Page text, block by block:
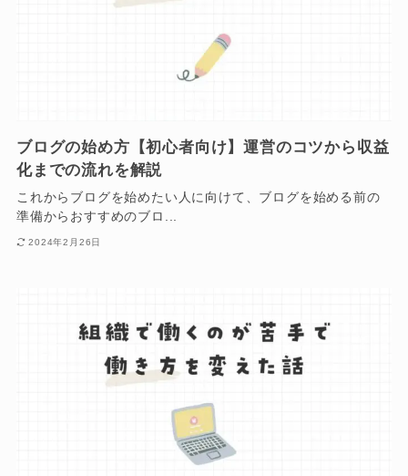
ブログの始め方【初心者向け】運営のコツから収益
化までの流れを解説
これからブログを始めたい人に向けて、ブログを始める前の
準備からおすすめのブロ...
2024年2月26日